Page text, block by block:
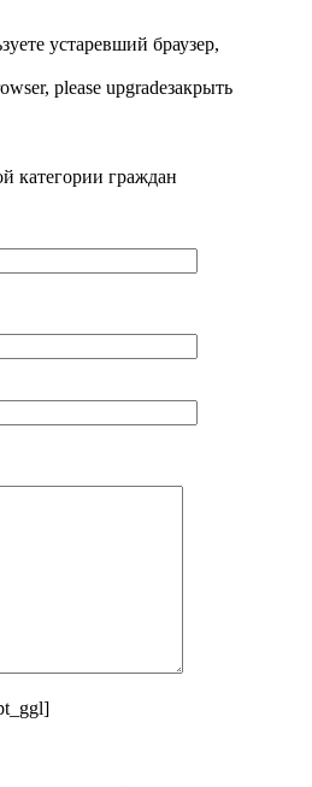
устаревший браузер,
please upgradeзакрыть
категории граждан